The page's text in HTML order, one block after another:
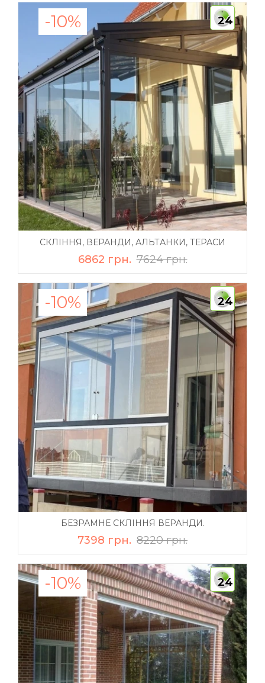
-10% 24
СКЛІННЯ, ВЕРАНДИ, АЛЬТАНКИ, ТЕРАСИ
6862 грн. 7624 грн.
-10% 24
БЕЗРАМНЕ СКЛІННЯ ВЕРАНДИ.
7398 грн. 8220 грн.
-10% 24